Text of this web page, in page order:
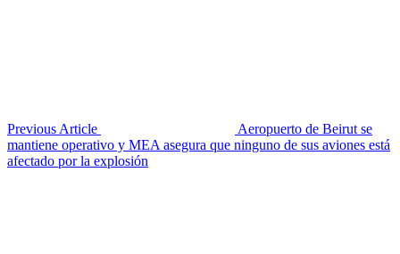
Previous Article
Aeropuerto de Beirut se
mantiene operativo y MEA asegura que ninguno de sus aviones está
afectado por la explosión